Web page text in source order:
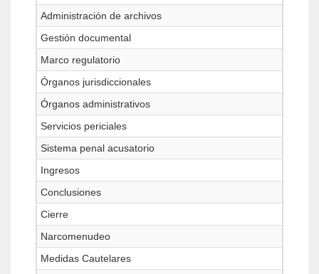
Administración de archivos
Gestión documental
Marco regulatorio
Órganos jurisdiccionales
Órganos administrativos
Servicios periciales
Sistema penal acusatorio
Ingresos
Conclusiones
Cierre
Narcomenudeo
Medidas Cautelares